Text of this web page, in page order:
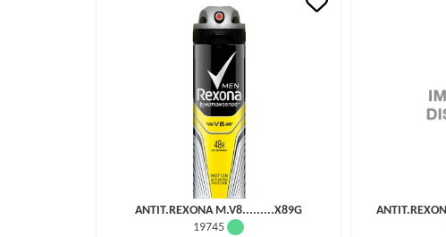
ANTIT.REXONA M.V8.........X89G
19745